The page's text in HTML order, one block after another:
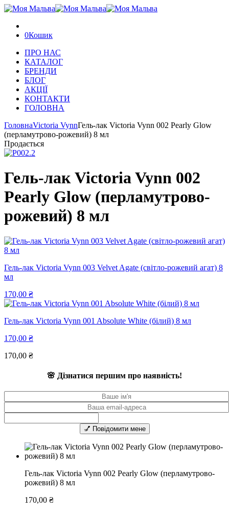
0Кошик
ПРО НАС
КАТАЛОГ
БРЕНДИ
БЛОГ
АКЦІЇ
КОНТАКТИ
ГОЛОВНА
ГоловнаVictoria VynnГель-лак Victoria Vynn 002 Pearly Glow
(перламутрово-рожевий) 8 мл
Продається
Гель-лак Victoria Vynn 002
Pearly Glow (перламутрово-
рожевий) 8 мл
Гель-лак Victoria Vynn 003 Velvet Agate (світло-рожевий агат) 8
мл
170,00 ₴
Гель-лак Victoria Vynn 001 Absolute White (білий) 8 мл
170,00 ₴
170,00 ₴
🌸 Дізнатися першим про наявність!
💅 Повідомити мене
Гель-лак Victoria Vynn 002 Pearly Glow (перламутрово-
рожевий) 8 мл
170,00 ₴